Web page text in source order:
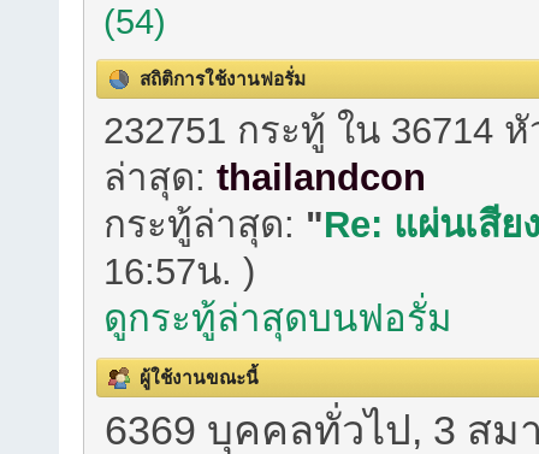
(54)
สถิติการใช้งานฟอรั่ม
232751 กระทู้ ใน 36714
ล่าสุด:thailandcon
กระทู้ล่าสุด: "Re: แผ่นเสีย
16:57น. )
ดูกระทู้ล่าสุดบนฟอรั่ม
ผู้ใช้งานขณะนี้
6369 บุคคลทั่วไป, 3 สม